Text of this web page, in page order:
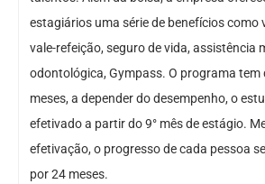
estagiários uma série de benefícios como
vale-refeição, seguro de vida, assistência
odontológica, Gympass. O programa tem
meses, a depender do desempenho, o
efetivado a partir do 9° mês de estágio.
efetivação, o progresso de cada pessoa
por 24 meses.